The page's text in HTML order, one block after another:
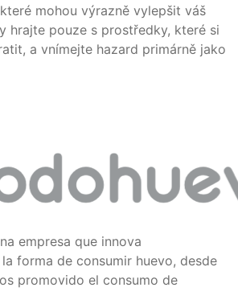
mohou výrazně vylepšit váš
hrajte pouze s prostředky, které si
a vnímejte hazard primárně jako
empresa que innova
forma de consumir huevo, desde
promovido el consumo de